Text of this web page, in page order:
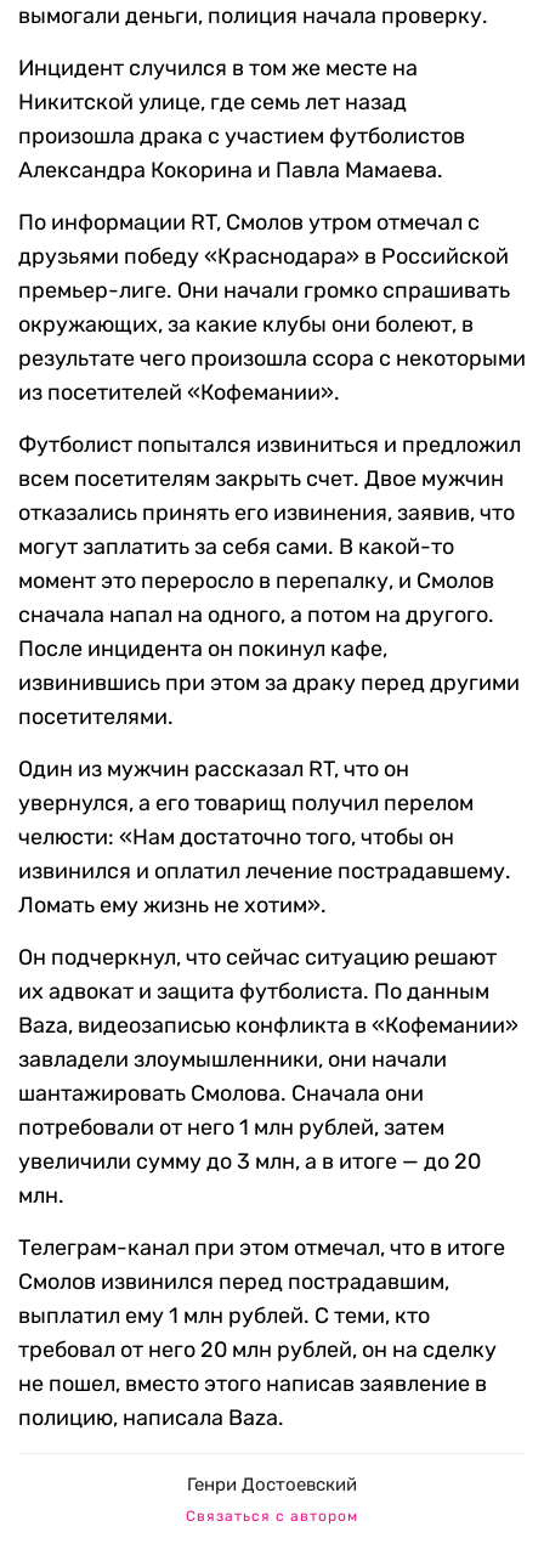
вымогали деньги, полиция начала проверку.
Инцидент случился в том же месте на
Никитской улице, где семь лет назад
произошла драка с участием футболистов
Александра Кокорина и Павла Мамаева.
По информации RT, Смолов утром отмечал с
друзьями победу «Краснодара» в Российской
премьер-лиге. Они начали громко спрашивать
окружающих, за какие клубы они болеют, в
результате чего произошла ссора с некоторыми
из посетителей «Кофемании».
Футболист попытался извиниться и предложил
всем посетителям закрыть счет. Двое мужчин
отказались принять его извинения, заявив, что
могут заплатить за себя сами. В какой-то
момент это переросло в перепалку, и Смолов
сначала напал на одного, а потом на другого.
После инцидента он покинул кафе,
извинившись при этом за драку перед другими
посетителями.
Один из мужчин рассказал RT, что он
увернулся, а его товарищ получил перелом
челюсти: «Нам достаточно того, чтобы он
извинился и оплатил лечение пострадавшему.
Ломать ему жизнь не хотим».
Он подчеркнул, что сейчас ситуацию решают
их адвокат и защита футболиста. По данным
Baza, видеозаписью конфликта в «Кофемании»
завладели злоумышленники, они начали
шантажировать Смолова. Сначала они
потребовали от него 1 млн рублей, затем
увеличили сумму до 3 млн, а в итоге — до 20
млн.
Телеграм-канал при этом отмечал, что в итоге
Смолов извинился перед пострадавшим,
выплатил ему 1 млн рублей. С теми, кто
требовал от него 20 млн рублей, он на сделку
не пошел, вместо этого написав заявление в
полицию, написала Baza.
Генри Достоевский
Связаться с автором